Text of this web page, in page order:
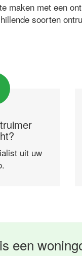
maken met een
soorten
uit uw
een